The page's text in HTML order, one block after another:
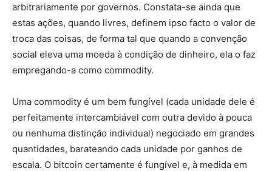
arbitrariamente por governos. Constata-se ainda que
estas ações, quando livres, definem ipso facto o valor de
troca das coisas, de forma tal que quando a convenção
social eleva uma moeda à condição de dinheiro, ela o faz
empregando-a como commodity.
Uma commodity é um bem fungível (cada unidade dele é
perfeitamente intercambiável com outra devido à pouca
ou nenhuma distinção individual) negociado em grandes
quantidades, barateando cada unidade por ganhos de
escala. O bitcoin certamente é fungível e, à medida em